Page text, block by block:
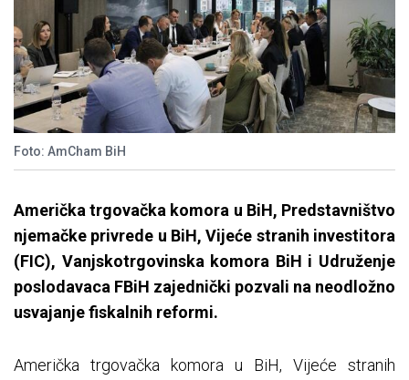
Foto: AmCham BiH
Američka trgovačka komora u BiH, Predstavništvo
njemačke privrede u BiH, Vijeće stranih investitora
(FIC), Vanjskotrgovinska komora BiH i Udruženje
poslodavaca FBiH zajednički pozvali na neodložno
usvajanje fiskalnih reformi.
Američka trgovačka komora u BiH, Vijeće stranih